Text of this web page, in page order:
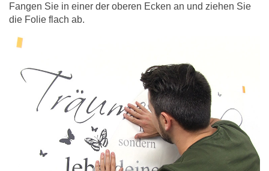
Fangen Sie in einer der oberen Ecken an und ziehen Sie
die Folie flach ab.